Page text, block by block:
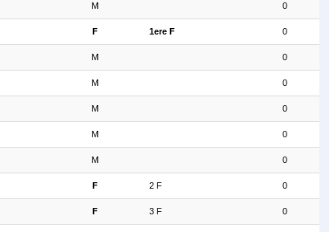
M 0
F 1ere F 0
M 0
M 0
M 0
M 0
M 0
F 2 F 0
F 3 F 0